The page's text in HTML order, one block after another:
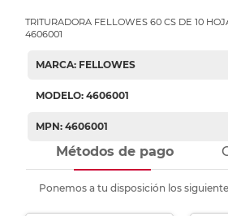
TRITURADORA FELLOWES 60 CS DE 10
4606001
MARCA: FELLOWES
MODELO: 4606001
MPN: 4606001
Métodos de pago
Ponemos a tu disposición los